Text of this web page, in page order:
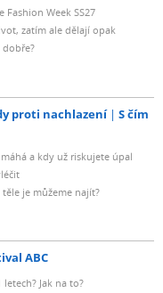
Fashion Week SS27
zatím ale dělají opak
proti nachlazení
S čím
a kdy už riskujete úpal
je můžeme najít?
ABC
Jak na to?